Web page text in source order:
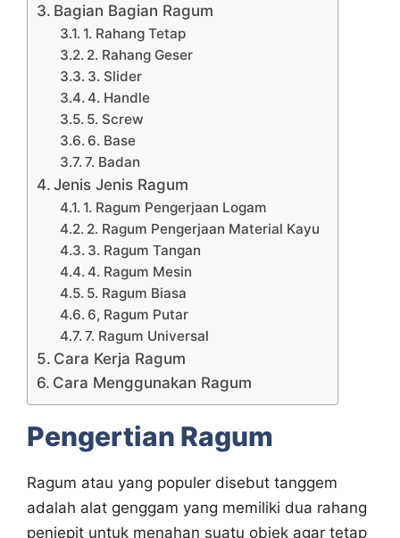
Bagian Bagian Ragum
1. Rahang Tetap
2. Rahang Geser
3. Slider
4. Handle
5. Screw
6. Base
7. Badan
Jenis Jenis Ragum
1. Ragum Pengerjaan Logam
2. Ragum Pengerjaan Material Kayu
3. Ragum Tangan
4. Ragum Mesin
5. Ragum Biasa
6, Ragum Putar
7. Ragum Universal
Cara Kerja Ragum
Cara Menggunakan Ragum
Pengertian Ragum
Ragum atau yang populer disebut tanggem
adalah alat genggam yang memiliki dua rahang
penjepit untuk menahan suatu objek agar tetap